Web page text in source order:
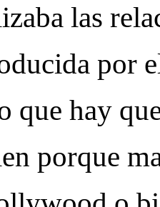
las
por
que hay
porque